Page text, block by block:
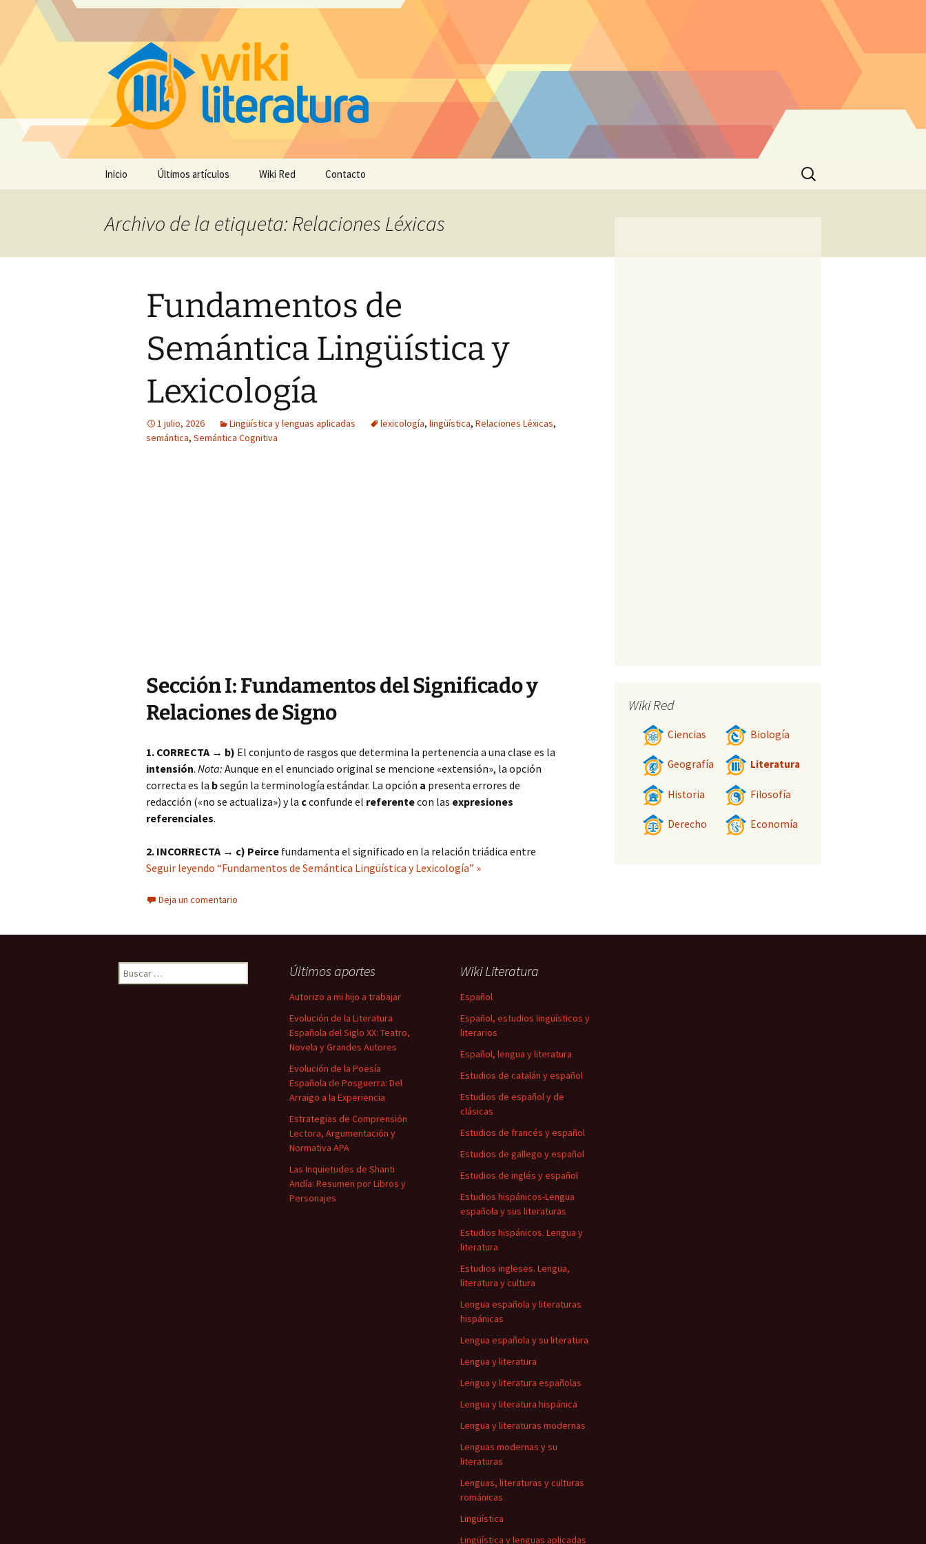
Inicio Últimos artículos Wiki Red Contacto
Buscar:
Archivo de la etiqueta: Relaciones Léxicas
Fundamentos de
Semántica Lingüística y
Lexicología
1 julio, 2026 Lingüística y lenguas aplicadas lexicología, lingüística, Relaciones Léxicas,
semántica, Semántica Cognitiva
Sección I: Fundamentos del Significado y
Relaciones de Signo
1. CORRECTA → b) El conjunto de rasgos que determina la pertenencia a una clase es la
intensión. Nota: Aunque en el enunciado original se mencione «extensión», la opción
correcta es la bsegún la terminología estándar. La opción a presenta errores de
redacción («no se actualiza») y la cconfunde el referentecon las expresiones
referenciales.
2. INCORRECTA → c) Peirce fundamenta el significado en la relación triádica entre
Seguir leyendo “Fundamentos de Semántica Lingüística y Lexicología” »
Deja un comentario
Wiki Red
Ciencias Biología
Geografía Literatura
Historia Filosofía
Derecho Economía
Buscar: Últimos aportes
Autorizo a mi hijo a trabajar
Evolución de la Literatura
Española del Siglo XX: Teatro,
Novela y Grandes Autores
Evolución de la Poesía
Española de Posguerra: Del
Arraigo a la Experiencia
Estrategias de Comprensión
Lectora, Argumentación y
Normativa APA
Las Inquietudes de Shanti
Andía: Resumen por Libros y
Personajes
Wiki Literatura
Español
Español, estudios lingüísticos y
literarios
Español, lengua y literatura
Estudios de catalán y español
Estudios de español y de
clásicas
Estudios de francés y español
Estudios de gallego y español
Estudios de inglés y español
Estudios hispánicos-Lengua
española y sus literaturas
Estudios hispánicos. Lengua y
literatura
Estudios ingleses. Lengua,
literatura y cultura
Lengua española y literaturas
hispánicas
Lengua española y su literatura
Lengua y literatura
Lengua y literatura españolas
Lengua y literatura hispánica
Lengua y literaturas modernas
Lenguas modernas y su
literaturas
Lenguas, literaturas y culturas
románicas
Lingüística
Lingüística y lenguas aplicadas